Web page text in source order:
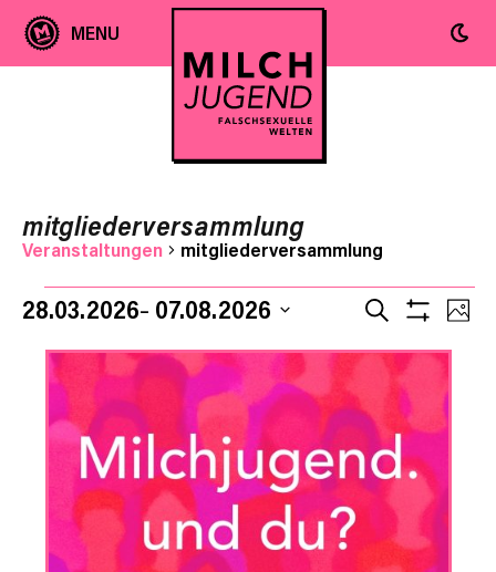
mitgliederversammlung
Veranstaltungen mitgliederversammlung
Veranstaltungen
Suche
und
SUCHE
28.03.2026 07.08.2026
auswählen.
List
of
Veranstaltungen
in